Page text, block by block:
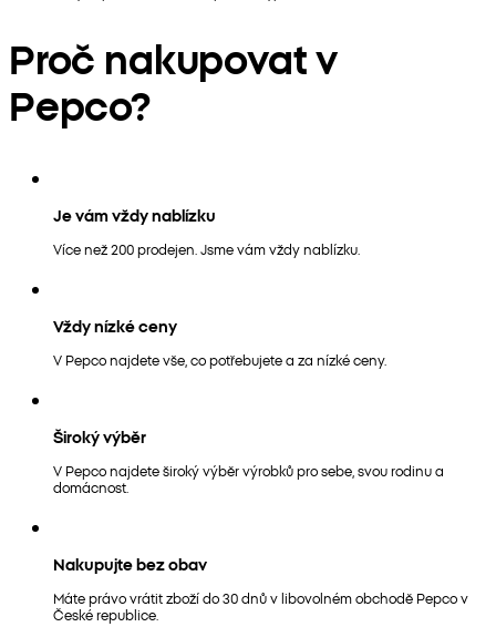
Proč nakupovat v
Pepco?
Je vám vždy nablízku
Více než 200 prodejen. Jsme vám vždy nablízku.
Vždy nízké ceny
V Pepco najdete vše, co potřebujete a za nízké ceny.
Široký výběr
V Pepco najdete široký výběr výrobků pro sebe, svou rodinu a
domácnost.
Nakupujte bez obav
Máte právo vrátit zboží do 30 dnů v libovolném obchodě Pepco v
České republice.